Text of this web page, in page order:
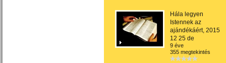
Hála legyen
Istennek az
ajándékáért, 2015
12 25 de
9 éve
355 megtekintés